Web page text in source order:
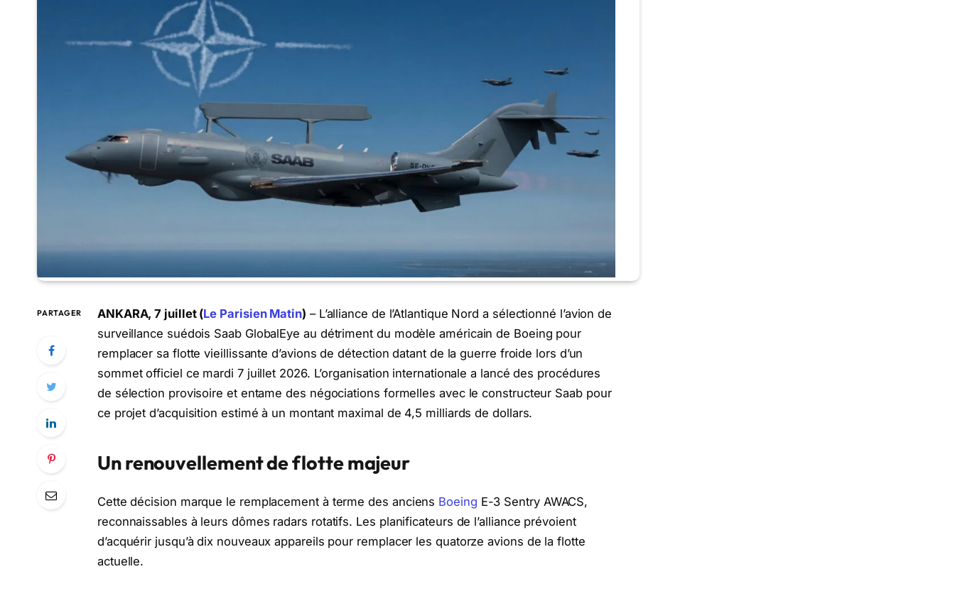
PARTAGER ANKARA, 7 juillet (Le Parisien Matin) – L’alliance de l’Atlantique Nord a sélectionné l’avion de
surveillance suédois Saab GlobalEye au détriment du modèle américain de Boeing pour
remplacer sa flotte vieillissante d’avions de détection datant de la guerre froide lors d’un
sommet officiel ce mardi 7 juillet 2026. L’organisation internationale a lancé des procédures
de sélection provisoire et entame des négociations formelles avec le constructeur Saab pour
ce projet d’acquisition estimé à un montant maximal de 4,5 milliards de dollars.
Un renouvellement de flotte majeur
Cette décision marque le remplacement à terme des anciens Boeing E-3 Sentry AWACS,
reconnaissables à leurs dômes radars rotatifs. Les planificateurs de l’alliance prévoient
d’acquérir jusqu’à dix nouveaux appareils pour remplacer les quatorze avions de la flotte
actuelle.